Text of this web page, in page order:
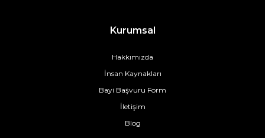
Kurumsal
Hakkımızda
İnsan Kaynakları
Bayi Başvuru Form
İletişim
Blog